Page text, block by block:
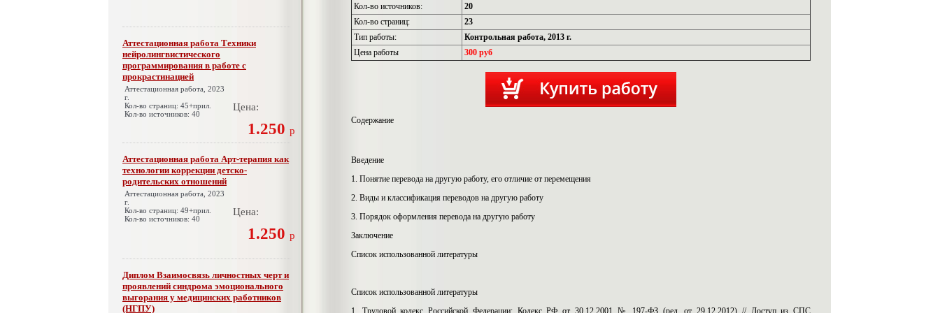
Аттестационная работа Техники
нейролингвистического
программирования в работе с
прокрастинацией
Аттестационная работа, 2023
г.
Кол-во страниц: 45+прил.
Кол-во источников: 40
Цена:
1.250 р
Аттестационная работа Арт-терапия как
технологии коррекции детско-
родительских отношений
Аттестационная работа, 2023
г.
Кол-во страниц: 49+прил.
Кол-во источников: 40
Цена:
1.250 р
Диплом Взаимосвязь личностных черт и
проявлений синдрома эмоционального
выгорания у медицинских работников
(НГПУ)
Кол-во источников:
20
Кол-во страниц:
23
Тип работы:
Контрольная работа, 2013 г.
Цена работы
300 руб
Содержание
Введение
1. Понятие перевода на другую работу, его отличие от перемещения
2. Виды и классификация переводов на другую работу
3. Порядок оформления перевода на другую работу
Заключение
Список использованной литературы
Список использованной литературы
1.
Трудовой кодекс Российской Федерации: Кодекс РФ от 30.12.2001 № 197-ФЗ (ред. от 29.12.2012) // Доступ из СПС